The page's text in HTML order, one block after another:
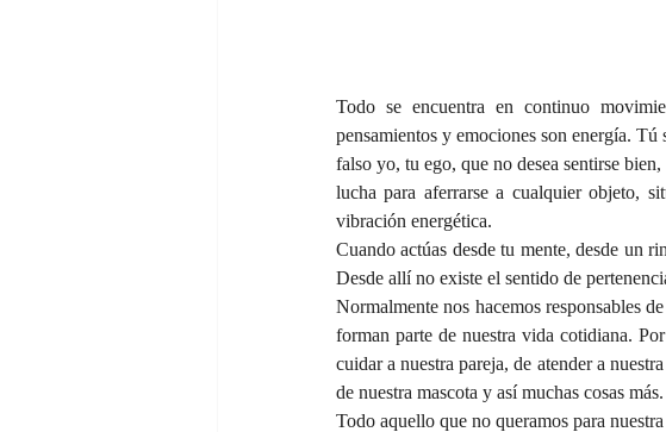
Todo se encuentra en continuo
pensamientos y emociones son energía.
falso yo, tu ego, que no desea sentirse
lucha para aferrarse a cualquier objeto,
vibración energética.
Cuando actúas desde tu mente, desde un
Desde allí no existe el sentido de
Normalmente nos hacemos responsables
forman parte de nuestra vida cotidiana.
cuidar a nuestra pareja, de atender a
de nuestra mascota y así muchas cosas más.
Todo aquello que no queramos para